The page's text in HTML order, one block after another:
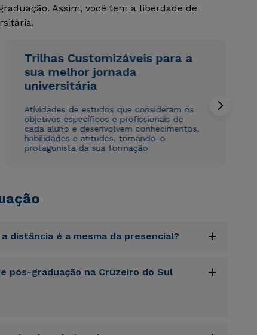
Assim, você tem a liberdade de
Trilhas Customizáveis para a
sua melhor jornada
universitária
Atividades de estudos que consideram os
objetivos específicos e profissionais de
cada aluno e desenvolvem conhecimentos,
habilidades e atitudes, tornando-o
protagonista da sua formação
distância é a mesma da presencial? +
veritatis et quasi architecto beatae vitae dicta
sequi nesciunt.
pós-graduação na Cruzeiro do Sul +
envio de conteúdos da Cruzeiro do Sul.
envio de conteúdos da Cruzeiro do Sul.